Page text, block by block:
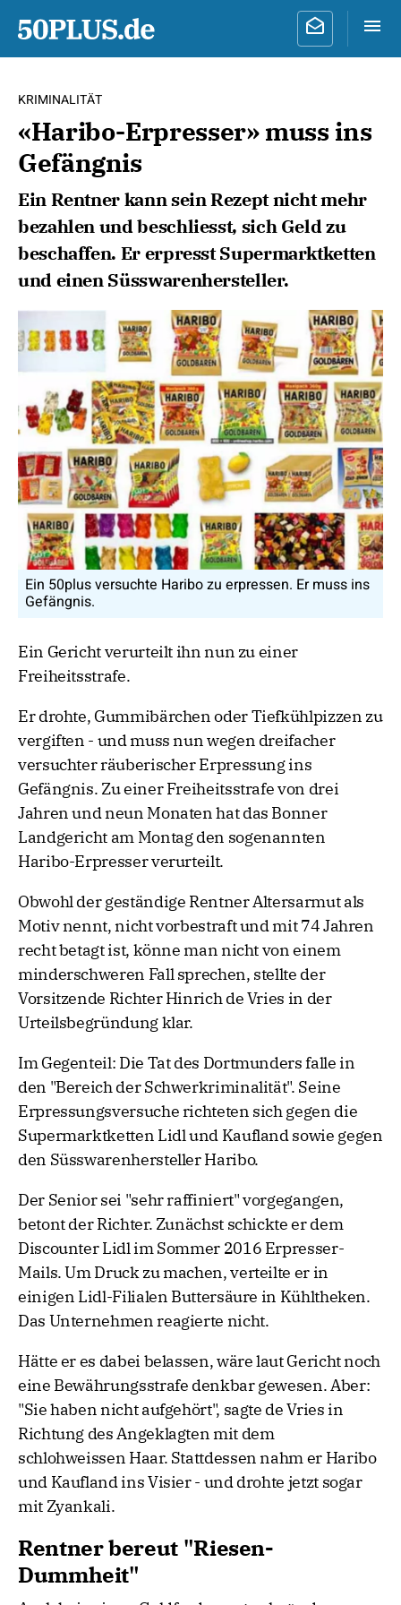
KRIMINALITÄT
«Haribo-Erpresser» muss ins
Gefängnis
Ein Rentner kann sein Rezept nicht mehr
bezahlen und beschliesst, sich Geld zu
beschaffen. Er erpresst Supermarktketten
und einen Süsswarenhersteller.
Ein 50plus versuchte Haribo zu erpressen. Er muss ins
Gefängnis.
Ein Gericht verurteilt ihn nun zu einer
Freiheitsstrafe.
Er drohte, Gummibärchen oder Tiefkühlpizzen zu
vergiften - und muss nun wegen dreifacher
versuchter räuberischer Erpressung ins
Gefängnis. Zu einer Freiheitsstrafe von drei
Jahren und neun Monaten hat das Bonner
Landgericht am Montag den sogenannten
Haribo-Erpresser verurteilt.
Obwohl der geständige Rentner Altersarmut als
Motiv nennt, nicht vorbestraft und mit 74 Jahren
recht betagt ist, könne man nicht von einem
minderschweren Fall sprechen, stellte der
Vorsitzende Richter Hinrich de Vries in der
Urteilsbegründung klar.
Im Gegenteil: Die Tat des Dortmunders falle in
den "Bereich der Schwerkriminalität". Seine
Erpressungsversuche richteten sich gegen die
Supermarktketten Lidl und Kaufland sowie gegen
den Süsswarenhersteller Haribo.
Der Senior sei "sehr raffiniert" vorgegangen,
betont der Richter. Zunächst schickte er dem
Discounter Lidl im Sommer 2016 Erpresser-
Mails. Um Druck zu machen, verteilte er in
einigen Lidl-Filialen Buttersäure in Kühltheken.
Das Unternehmen reagierte nicht.
Hätte er es dabei belassen, wäre laut Gericht noch
eine Bewährungsstrafe denkbar gewesen. Aber:
"Sie haben nicht aufgehört", sagte de Vries in
Richtung des Angeklagten mit dem
schlohweissen Haar. Stattdessen nahm er Haribo
und Kaufland ins Visier - und drohte jetzt sogar
mit Zyankali.
Rentner bereut "Riesen-
Dummheit"